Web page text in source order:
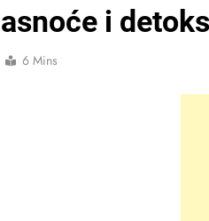
i
6 Mins